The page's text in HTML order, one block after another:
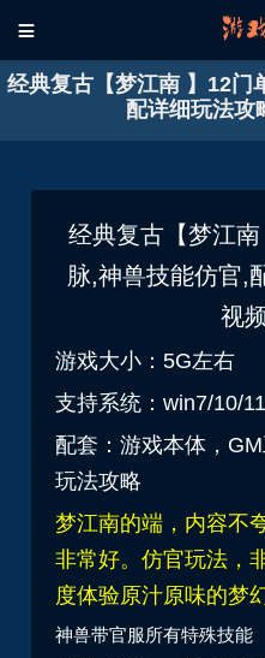

经典复古【梦江南 】12门
配详细玩法攻
经典复古【梦江
脉,神兽技能仿官,
视
游戏大小：5G左右
支持系统：win7/10/
配套：游戏本体，
玩法攻略
梦江南的端，内容不
非常好。仿官玩法，
度体验原汁原味的梦
神兽带官服所有特殊技能